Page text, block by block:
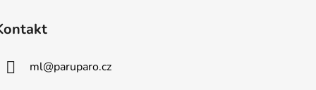
ml@paruparo.cz